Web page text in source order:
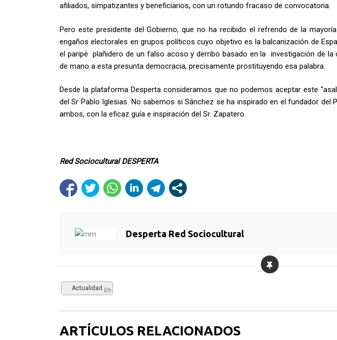
afiliados, simpatizantes y beneficiarios, con un rotundo fracaso de convocatoria.
Pero este presidente del Gobierno, que no ha recibido el refrendo de la
engaños electorales en grupos políticos cuyo objetivo es la balcanización de
el paripé plañidero de un falso acoso y derribo basado en la investigación de la
de mano a esta presunta democracia, precisamente prostituyendo esa palabra.
Desde la plataforma Desperta consideramos que no podemos aceptar este
del Sr Pablo Iglesias. No sabemos si Sánchez se ha inspirado en el fundador del
ambos, con la eficaz guía e inspiración del Sr. Zapatero.
Red Sociocultural DESPERTA
Desperta Red Sociocultural
Actualidad
ARTÍCULOS RELACIONADOS